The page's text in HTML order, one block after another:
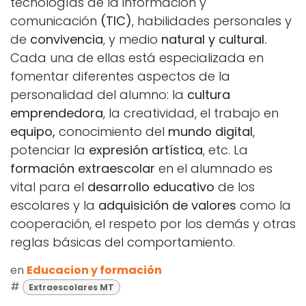
comunicación (TIC), habilidades personales y
de convivencia, y medio natural y cultural.
Cada una de ellas está especializada en
fomentar diferentes aspectos de la
personalidad del alumno: la cultura
emprendedora, la creatividad, el trabajo en
equipo, conocimiento del mundo digital,
potenciar la expresión artística, etc. La
formación extraescolar en el alumnado es
vital para el desarrollo educativo de los
escolares y la adquisición de valores como la
cooperación, el respeto por los demás y otras
reglas básicas del comportamiento.
en Educacion y formación
#
Extraescolares MT